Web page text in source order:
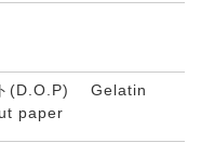
ト(D.O.P) Gelatin
paper